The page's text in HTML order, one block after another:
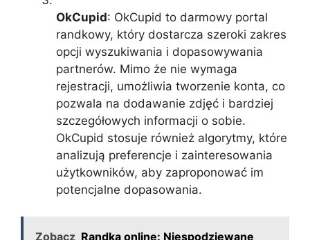
OkCupid: OkCupid to darmowy portal
randkowy, który dostarcza szeroki zakres
opcji wyszukiwania i dopasowywania
partnerów. Mimo że nie wymaga
rejestracji, umożliwia tworzenie konta, co
pozwala na dodawanie zdjęć i bardziej
szczegółowych informacji o sobie.
OkCupid stosuje również algorytmy, które
analizują preferencje i zainteresowania
użytkowników, aby zaproponować im
potencjalne dopasowania.
Zobacz Randka online: Niespodziewane